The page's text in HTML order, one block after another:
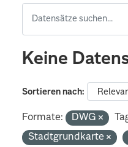
Keine
Sortieren nach
Formate: DWG
Stadtgrundkarte